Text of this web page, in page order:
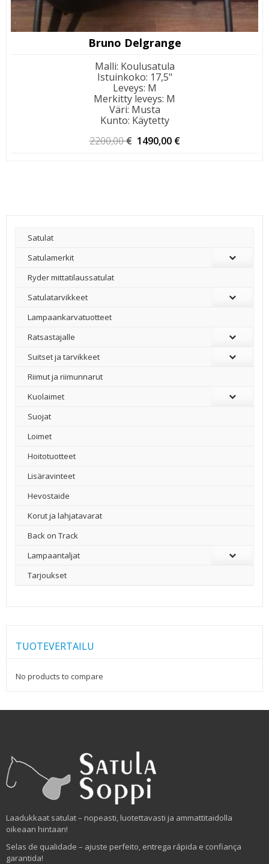
Bruno Delgrange
Malli: Koulusatula
Istuinkoko: 17,5"
Leveys: M
Merkitty leveys: M
Väri: Musta
Kunto: Käytetty
2200,00€ Alkuperäinen
1490,00 €
Satulat
Satulamerkit
Ryder mittatilaussatulat
Satulatarvikkeet
–
Lampaankarvatuotteet
Ratsastajalle
Suitset ja tarvikkeet
Riimut ja riimunnarut
Kuolaimet
Suojat
Loimet
Hoitotuotteet
Lisäravinteet
Hevostaide
Korut ja lahjatavarat
Back on Track
Lampaantaljat
Tarjoukset
TUOTEVERTAILU
No products to compare
Laadukkaat satulat – nopeasti, luotettavasti ja ammattitaidolla
oikeaan hintaan!
Selas de qualidade – ajuste perfeito, entrega rápida e confiança
garantida!